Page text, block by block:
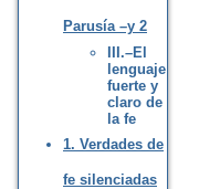
Parusía –y 2
III.–El
lenguaje
fuerte y
claro de
la fe
1. Verdades de
fe silenciadas